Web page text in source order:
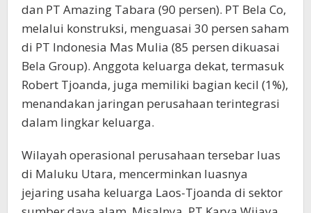
dan PT Amazing Tabara (90 persen). PT Bela Co,
melalui konstruksi, menguasai 30 persen saham
di PT Indonesia Mas Mulia (85 persen dikuasai
Bela Group). Anggota keluarga dekat, termasuk
Robert Tjoanda, juga memiliki bagian kecil (1%),
menandakan jaringan perusahaan terintegrasi
dalam lingkar keluarga.
Wilayah operasional perusahaan tersebar luas
di Maluku Utara, mencerminkan luasnya
jejaring usaha keluarga Laos-Tjoanda di sektor